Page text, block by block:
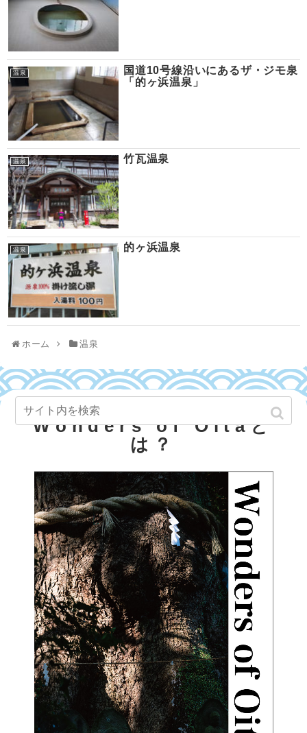
温泉
国道10号線沿いにあるザ・ジモ泉
「的ヶ浜温泉」
温泉 竹瓦温泉
温泉 的ヶ浜温泉
ホーム 温泉
Wonders of Oitaと
は？